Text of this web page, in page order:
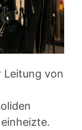
Leitung von